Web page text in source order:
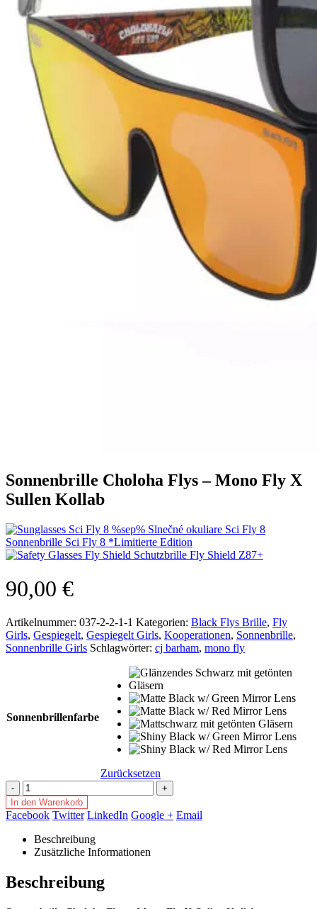
Sonnenbrille Choloha Flys – Mono Fly X
Sullen Kollab
Sonnenbrille Sci Fly 8 *Limitierte Edition
Schutzbrille Fly Shield Z87+
90,00 €
Artikelnummer: 037-2-2-1-1 Kategorien: Black Flys Brille, Fly
Girls, Gespiegelt, Gespiegelt Girls, Kooperationen, Sonnenbrille,
Sonnenbrille Girls Schlagwörter: cj barham, mono fly
Sonnenbrillenfarbe
Zurücksetzen
-
+
In den Warenkorb
Facebook Twitter LinkedIn Google + Email
Beschreibung
Zusätzliche Informationen
Beschreibung